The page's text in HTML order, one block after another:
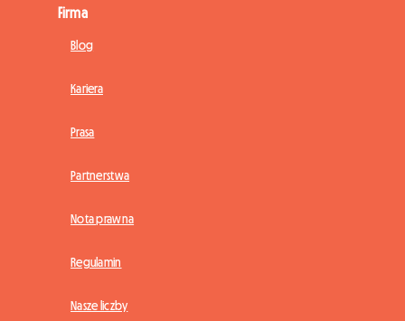
Firma
Blog
Kariera
Prasa
Partnerstwa
Nota prawna
Regulamin
Nasze liczby